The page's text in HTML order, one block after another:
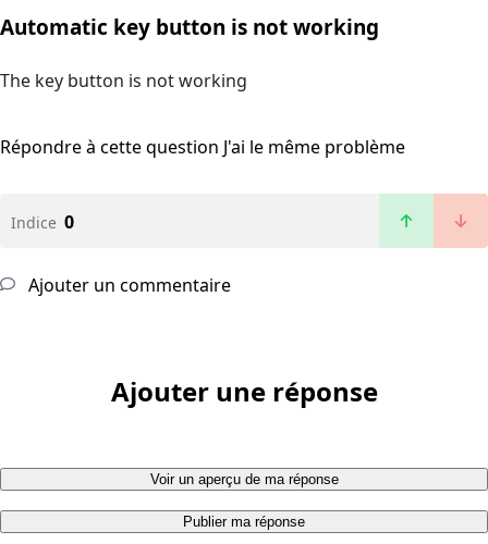
Automatic key button is not working
The key button is not working
Répondre à cette question J'ai le même problème
Indice 0
Ajouter un commentaire
Ajouter une réponse
Voir un aperçu de ma réponse
Publier ma réponse